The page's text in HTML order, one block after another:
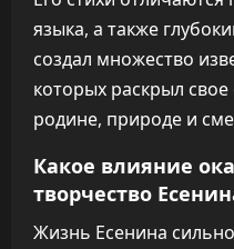
языка, а также
создал множество
которых раскрыл
родине, природе и
Какое влияние
творчество
Жизнь Есенина